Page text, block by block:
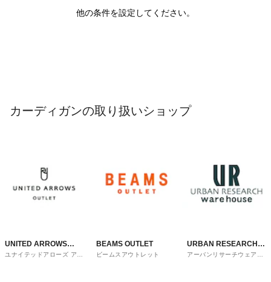
他の条件を設定してください。
カーディガンの取り扱いショップ
UNITED ARROWS
OUTLET
ユナイテッドアローズ アウ
BEAMS OUTLET
ビームスアウトレット
URBAN RESEARCH
ware house
アーバンリサーチウェアハ